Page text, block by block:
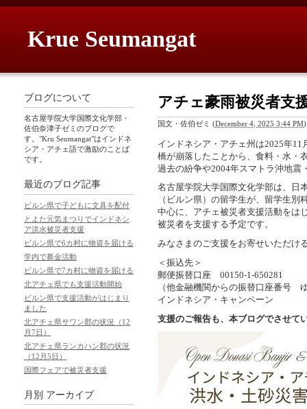
Krue Seumangat
アチェ豪雨被災者
国文・佐伯ゼミ (December 4, 2025 3:44 PM)
インドネシア・アチェ州は2025年
橋が崩落したことから、食料・水・
過去の紛争や2004年スマトラ沖地震
名古屋学院大学国際文化学部は、日
（ビルン県）の留学生が、留学生
中心に、アチェ被災者支援活動をは
被災者を支援する予定です。
みなさまのご支援をお寄せいただけ
＜振込先＞
郵便振替口座 00150-1-650281
（他金融機関からの振替口座番号
インドネシア・キャンペーン
支援のご報告も、本ブログでさせて
ブログについて
名古屋学院大学国際文化学部・
佐伯奈津子ゼミのブログで
す。"Kru Seumangat"はインドネ
シア・アチェ語で激励のことば
です。
最近のブログ記事
ビルン県で子どもに文具を配付
とよた元気まつりでインドネシ
ア洪水被災者支援
ビルン県で6カ村に物資を届ける
学内で募金活動
ビルン県で7カ村に物資を届ける
北アチェ県でも支援活動開始
ビルン県で支援活動がはじまり
ました
北アチェ県サワン郡の状況（12
月7日）
北アチェ県ランカハン郡の状況
（12月5日）
国際フェアで被災者支援
月別 アーカイブ